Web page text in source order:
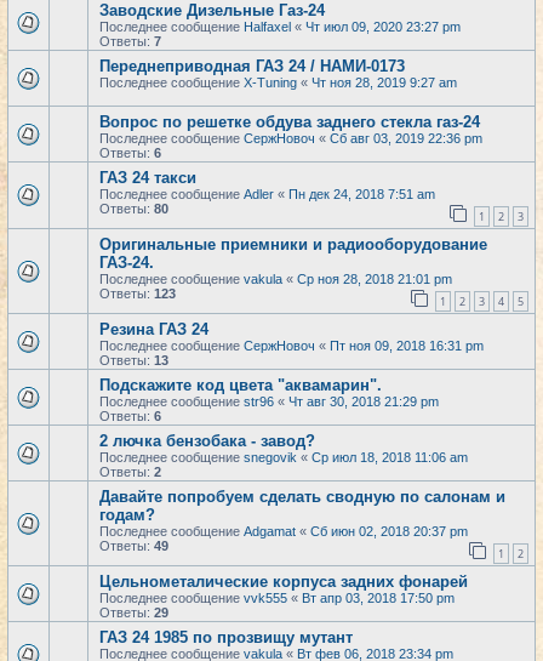
Заводские Дизельные Газ-24
Последнее сообщение Halfaxel « Чт июл 09, 2020 23:27 pm
Ответы: 7
Переднеприводная ГАЗ 24 / НАМИ-0173
Последнее сообщение X-Tuning « Чт ноя 28, 2019 9:27 am
Вопрос по решетке обдува заднего стекла газ-24
Последнее сообщение СержНовоч « Сб авг 03, 2019 22:36 pm
Ответы: 6
ГАЗ 24 такси
Последнее сообщение Adler « Пн дек 24, 2018 7:51 am
Ответы: 80 1 2 3
Оригинальные приемники и радиооборудование
ГАЗ-24.
Последнее сообщение vakula « Ср ноя 28, 2018 21:01 pm
Ответы: 123 1 2 3 4 5
Резина ГАЗ 24
Последнее сообщение СержНовоч « Пт ноя 09, 2018 16:31 pm
Ответы: 13
Подскажите код цвета "аквамарин".
Последнее сообщение str96 « Чт авг 30, 2018 21:29 pm
Ответы: 6
2 лючка бензобака - завод?
Последнее сообщение snegovik « Ср июл 18, 2018 11:06 am
Ответы: 2
Давайте попробуем сделать сводную по салонам и
годам?
Последнее сообщение Adgamat « Сб июн 02, 2018 20:37 pm
Ответы: 49 1 2
Цельнометалические корпуса задних фонарей
Последнее сообщение vvk555 « Вт апр 03, 2018 17:50 pm
Ответы: 29
ГАЗ 24 1985 по прозвищу мутант
Последнее сообщение vakula « Вт фев 06, 2018 23:34 pm